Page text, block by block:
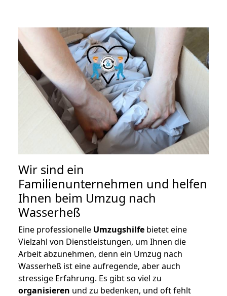
Wir sind ein
Familienunternehmen und helfen
Ihnen beim Umzug nach
Wasserheß
Eine professionelle Umzugshilfe bietet eine
Vielzahl von Dienstleistungen, um Ihnen die
Arbeit abzunehmen, denn ein Umzug nach
Wasserheß ist eine aufregende, aber auch
stressige Erfahrung. Es gibt so viel zu
organisieren und zu bedenken, und oft fehlt